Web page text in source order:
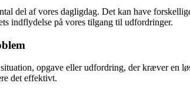
del af vores dagligdag. Det kan have
indflydelse på vores tilgang til udfordringer.
opgave eller udfordring, der kræver en
det effektivt.